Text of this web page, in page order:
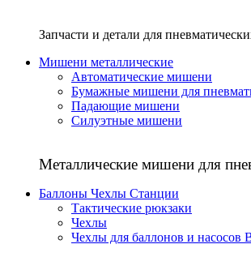
Запчасти и детали для
Мишени металлические
Автоматические мишени
Бумажные мишени для
Падающие мишени
Силуэтные мишени
Металлические мишени для
Баллоны Чехлы Станции
Тактические рюкзаки
Чехлы
Чехлы для баллонов и насосов